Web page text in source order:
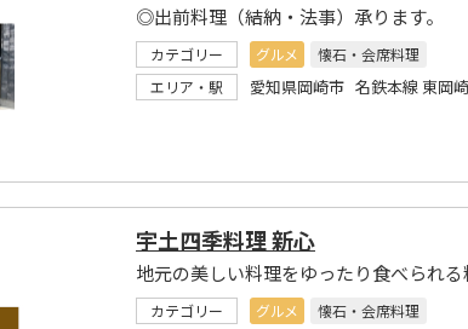
◎出前料理（結納・法事）承ります。
カテゴリー グルメ
懐石・会席料理
エリア・駅
愛知県岡崎市 名鉄本線 東岡
宇土四季料理 新心
地元の美しい料理をゆったり食べられる
カテゴリー グルメ
懐石・会席料理